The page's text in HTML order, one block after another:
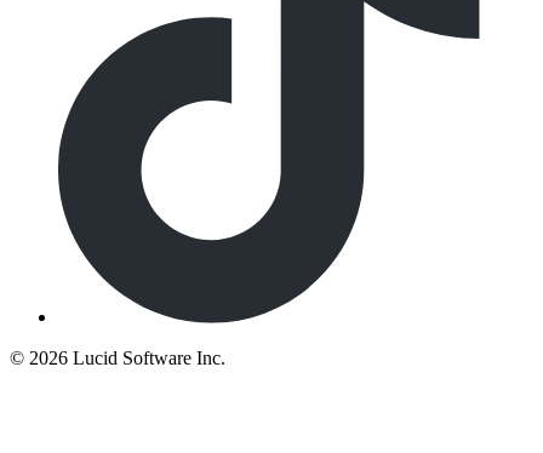
© 2026 Lucid Software Inc.